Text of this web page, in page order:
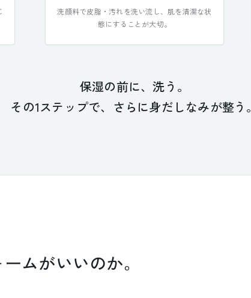
洗顔料で皮脂・汚れを洗い流し、肌を清潔な状
態にすることが大切。
保湿の前に、洗う。
その1ステップで、さらに身だしなみが整う。
ムがいいのか。